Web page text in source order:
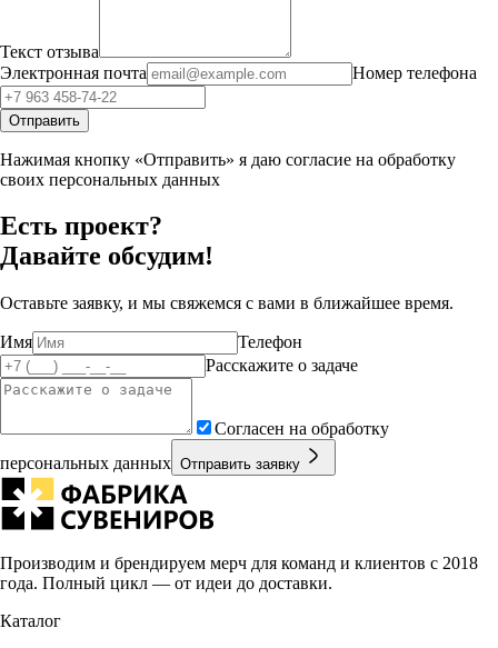
Текст отзыва
Электронная почта
Номер телефона
Отправить
Нажимая кнопку «Отправить» я даю согласие на обработку
своих персональных данных
Есть проект?
Давайте обсудим!
Оставьте заявку, и мы свяжемся с вами в ближайшее время.
Имя
Телефон
Расскажите о задаче
Согласен на обработку
персональных данных Отправить заявку
Производим и брендируем мерч для команд и клиентов с 2018
года. Полный цикл — от идеи до доставки.
Каталог